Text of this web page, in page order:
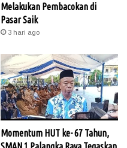
Melakukan Pembacokan di
Pasar Saik
3 hari ago
Momentum HUT ke- 67 Tahun,